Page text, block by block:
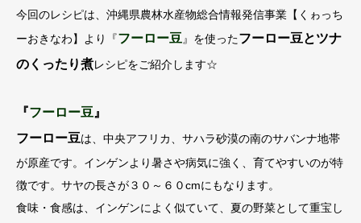
今回のレシピは、沖縄県農林水産物総合情報発信事業【くゎっち
ーおきなわ】より『フーロー豆』を使ったフーロー豆とツナ
のくったり煮レシピをご紹介します☆
『フーロー豆 』
フーロー豆は、中央アフリカ、サハラ砂漠の南のサバンナ地帯
が原産です。インゲンより暑さや病気に強く、育てやすいのが特
徴です。サヤの長さが３０～６０cmにもなります。
食味・食感は、インゲンによく似ていて、夏の野菜として重宝し